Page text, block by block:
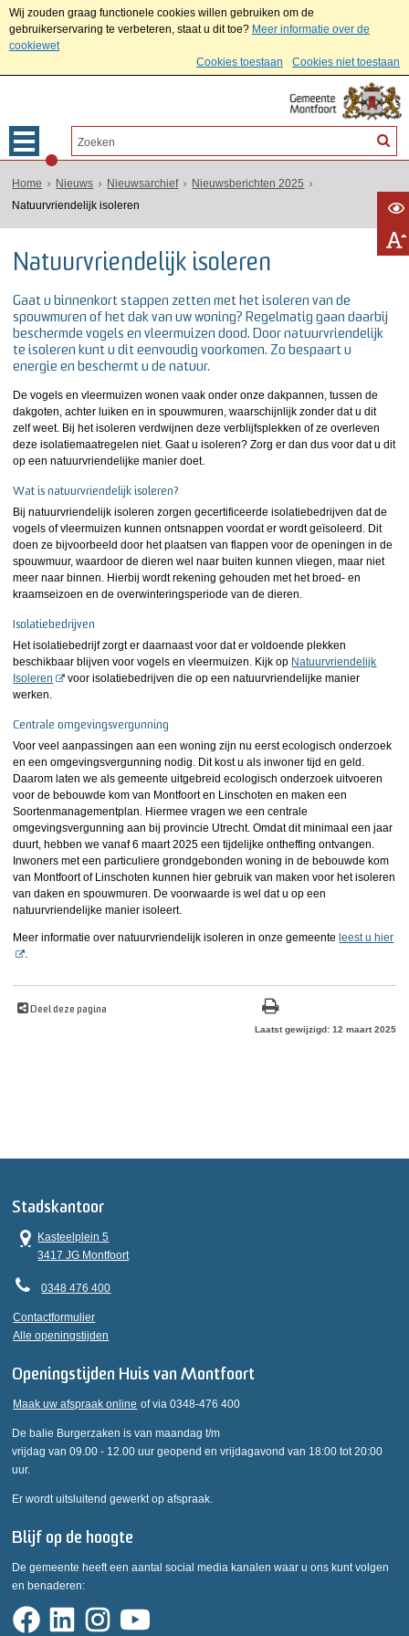
Wij zouden graag functionele cookies willen gebruiken om de
gebruikerservaring te verbeteren, staat u dit toe? Meer informatie over de
cookiewet
Cookies toestaan
Cookies niet toestaan
Home Nieuws Nieuwsarchief
Nieuwsberichten 2025
Natuurvriendelijk isoleren
Natuurvriendelijk isoleren
Gaat u binnenkort stappen zetten met het isoleren van de
spouwmuren of het dak van uw woning? Regelmatig gaan daarbij
beschermde vogels en vleermuizen dood. Door natuurvriendelijk
te isoleren kunt u dit eenvoudig voorkomen. Zo bespaart u
energie en beschermt u de natuur.
De vogels en vleermuizen wonen vaak onder onze dakpannen, tussen de
dakgoten, achter luiken en in spouwmuren, waarschijnlijk zonder dat u dit
zelf weet. Bij het isoleren verdwijnen deze verblijfsplekken of ze overleven
deze isolatiemaatregelen niet. Gaat u isoleren? Zorg er dan dus voor dat u dit
op een natuurvriendelijke manier doet.
Wat is natuurvriendelijk isoleren?
Bij natuurvriendelijk isoleren zorgen gecertificeerde isolatiebedrijven dat de
vogels of vleermuizen kunnen ontsnappen voordat er wordt geïsoleerd. Dit
doen ze bijvoorbeeld door het plaatsen van flappen voor de openingen in de
spouwmuur, waardoor de dieren wel naar buiten kunnen vliegen, maar niet
meer naar binnen. Hierbij wordt rekening gehouden met het broed- en
kraamseizoen en de overwinteringsperiode van de dieren.
Isolatiebedrijven
Het isolatiebedrijf zorgt er daarnaast voor dat er voldoende plekken
beschikbaar blijven voor vogels en vleermuizen. Kijk op Natuurvriendelijk
Isoleren
voor isolatiebedrijven die op een natuurvriendelijke manier
werken.
Centrale omgevingsvergunning
Voor veel aanpassingen aan een woning zijn nu eerst ecologisch onderzoek
en een omgevingsvergunning nodig. Dit kost u als inwoner tijd en geld.
Daarom laten we als gemeente uitgebreid ecologisch onderzoek uitvoeren
voor de bebouwde kom van Montfoort en Linschoten en maken een
Soortenmanagementplan. Hiermee vragen we een centrale
omgevingsvergunning aan bij provincie Utrecht. Omdat dit minimaal een jaar
duurt, hebben we vanaf 6 maart 2025 een tijdelijke ontheffing ontvangen.
Inwoners met een particuliere grondgebonden woning in de bebouwde kom
van Montfoort of Linschoten kunnen hier gebruik van maken voor het isoleren
van daken en spouwmuren. De voorwaarde is wel dat u op een
natuurvriendelijke manier isoleert.
Meer informatie over natuurvriendelijk isoleren in onze gemeente leest u hier
.
Deel deze pagina
Laatst gewijzigd: 12 maart 2025
Stadskantoor
Kasteelplein 5
3417 JG Montfoort
0348 476 400
Contactformulier
Alle openingstijden
Openingstijden Huis van Montfoort
Maak uw afspraak online of via 0348-476 400
De balie Burgerzaken is van maandag t/m
vrijdag van 09.00 - 12.00 uur geopend en vrijdagavond van 18:00 tot 20:00
uur.
Er wordt uitsluitend gewerkt op afspraak.
Blijf op de hoogte
De gemeente heeft een aantal social media kanalen waar u ons kunt volgen
en benaderen: